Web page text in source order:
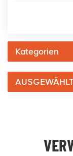
Kategorien